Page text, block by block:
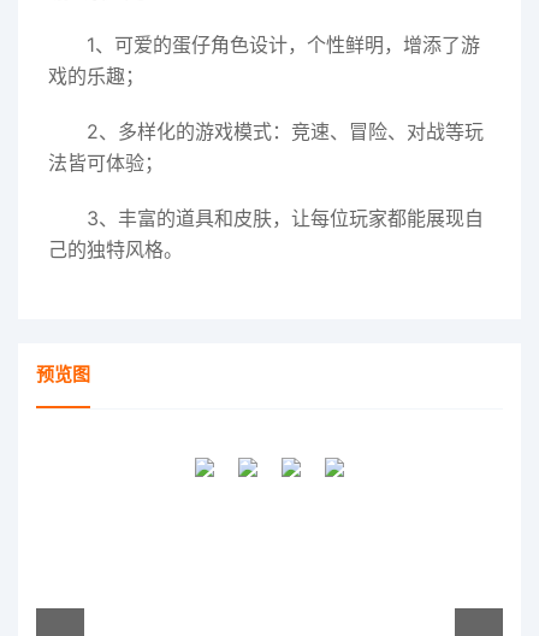
1、可爱的蛋仔角色设计，个性鲜明，增添了游
戏的乐趣；
2、多样化的游戏模式：竞速、冒险、对战等玩
法皆可体验；
3、丰富的道具和皮肤，让每位玩家都能展现自
己的独特风格。
预览图